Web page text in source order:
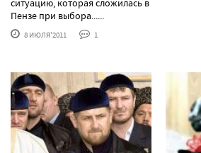
ситуацию, которая сложилась в
Пензе при выбора......
8 ИЮЛЯ'2011 1